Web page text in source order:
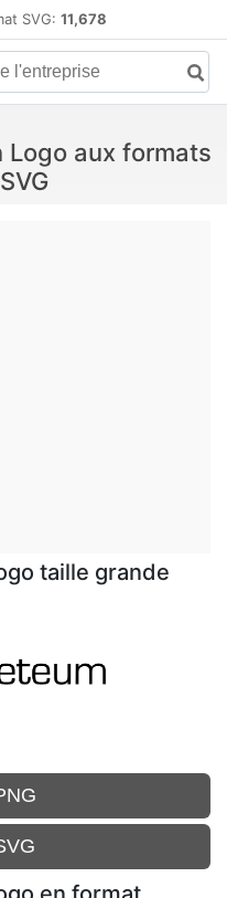
SVG: 11,678
Logo aux formats
taille grande